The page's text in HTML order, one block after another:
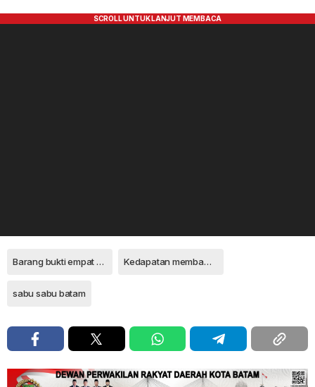
Barang bukti empat bungkus sabu tersebut seberat 401 gram. Kedapatan membawa 4 bungkus sabu dipelabuhan sekupang
sabu sabu batam